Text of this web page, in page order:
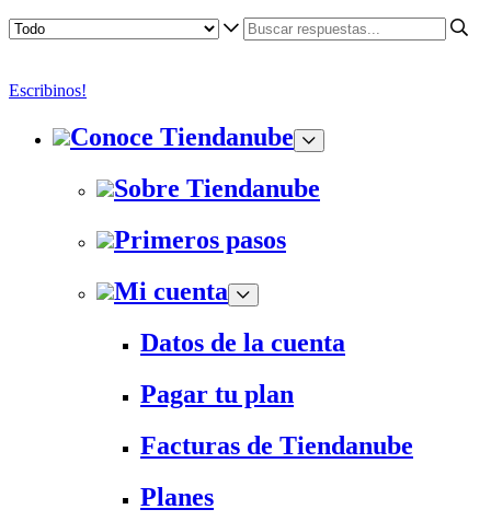
Escribinos!
Conoce Tiendanube
Sobre Tiendanube
Primeros pasos
Mi cuenta
Datos de la cuenta
Pagar tu plan
Facturas de Tiendanube
Planes